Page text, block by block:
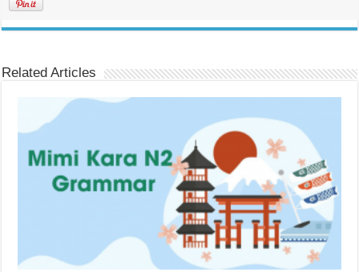
Related Articles